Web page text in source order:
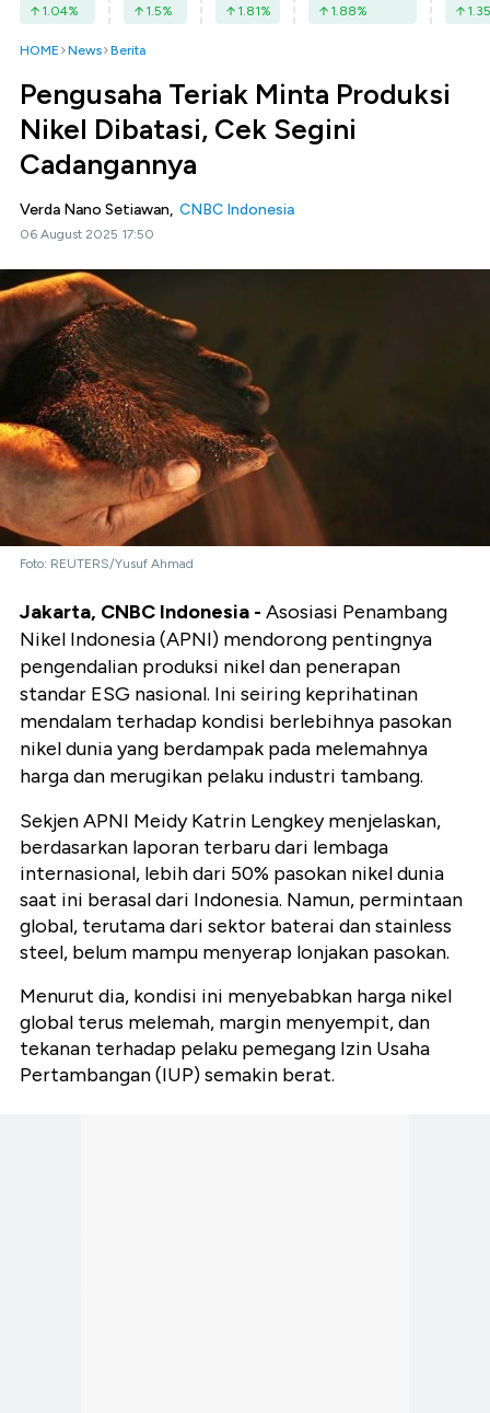
1.04% 1.5% 1.81% 1.88% 1.35
HOME News Berita
Pengusaha Teriak Minta Produksi
Nikel Dibatasi, Cek Segini
Cadangannya
Verda Nano Setiawan, CNBC Indonesia
06 August 2025 17:50
Foto: REUTERS/Yusuf Ahmad
Jakarta, CNBC Indonesia - Asosiasi Penambang
Nikel Indonesia (APNI) mendorong pentingnya
pengendalian produksi nikel dan penerapan
standar ESG nasional. Ini seiring keprihatinan
mendalam terhadap kondisi berlebihnya pasokan
nikel dunia yang berdampak pada melemahnya
harga dan merugikan pelaku industri tambang.
Sekjen APNI Meidy Katrin Lengkey menjelaskan,
berdasarkan laporan terbaru dari lembaga
internasional, lebih dari 50% pasokan nikel dunia
saat ini berasal dari Indonesia. Namun, permintaan
global, terutama dari sektor baterai dan stainless
steel, belum mampu menyerap lonjakan pasokan.
Menurut dia, kondisi ini menyebabkan harga nikel
global terus melemah, margin menyempit, dan
tekanan terhadap pelaku pemegang Izin Usaha
Pertambangan (IUP) semakin berat.